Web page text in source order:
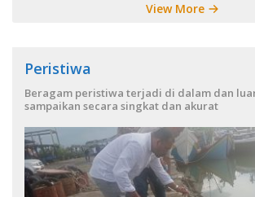
View More
Peristiwa
Beragam peristiwa terjadi di dalam dan
sampaikan secara singkat dan akurat